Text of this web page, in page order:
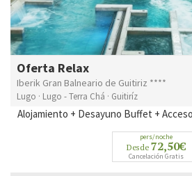
Oferta Relax
Iberik Gran Balneario de Guitiriz ****
Lugo · Lugo - Terra Chá · Guitiríz
Alojamiento + Desayuno Buffet +
pers/noche
Desde 72,50€
Cancelación Gratis